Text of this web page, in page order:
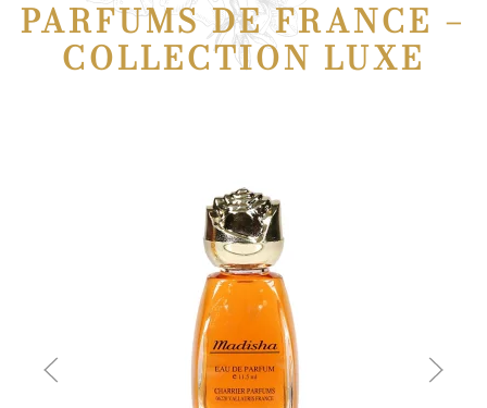
PARFUMS DE FRANCE –
COLLECTION LUXE